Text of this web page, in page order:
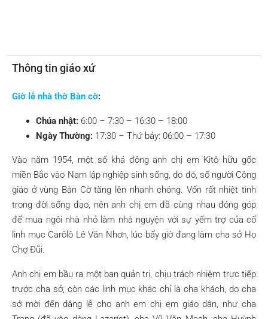
Thông tin giáo xứ
Giờ lễ nhà thờ Bàn cờ:
Chúa nhật: 6:00 – 7:30 – 16:30 – 18:00
Ngày Thường: 17:30 – Thứ bảy: 06:00 – 17:30
Vào năm 1954, một số khá đông anh chị em Kitô hữu gốc
miền Bắc vào Nam lập nghiệp sinh sống, do đó, số người Công
giáo ở vùng Bàn Cờ tăng lên nhanh chóng. Vốn rất nhiệt tình
trong đời sống đạo, nên anh chị em đã cùng nhau đóng góp
để mua ngôi nhà nhỏ làm nhà nguyện với sự yểm trợ của cố
linh mục Carôlô Lê Văn Nhơn, lúc bấy giờ đang làm cha sở Họ
Chợ Đũi.
Anh chị em bầu ra một ban quản trị, chịu trách nhiệm trực tiếp
trước cha sở, còn các linh mục khác chỉ là cha khách, do cha
sở mời đến dâng lễ cho anh em chị em giáo dân, như cha